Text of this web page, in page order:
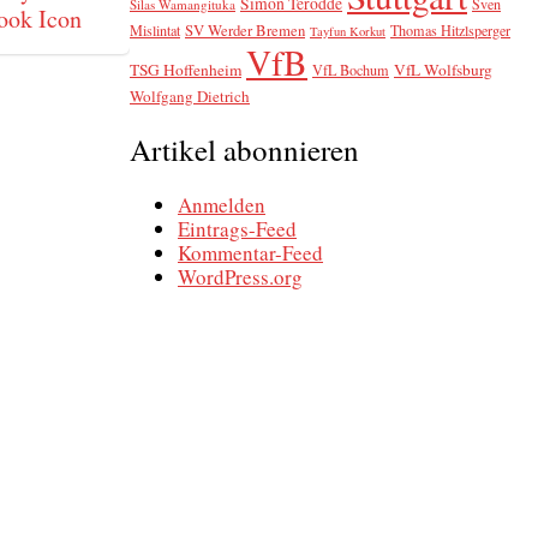
Silas Wamangituka
Mislintat SV Werder Bremen Tayfun Korkut Thomas Hitzlsperger
TSG Hoffenheim VfB VfL Bochum VfL Wolfsburg
Wolfgang Dietrich
Artikel abonnieren
Anmelden
Eintrags-Feed
Kommentar-Feed
WordPress.org